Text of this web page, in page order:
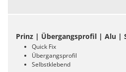
Prinz | Übergangsprofil | Alu |
Quick Fix
Übergangsprofil
Selbstklebend